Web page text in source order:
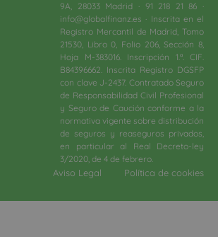
9A, 28033 Madrid · 91 218 21 86 ·
info@globalfinanz.es · Inscrita en el
Registro Mercantil de Madrid, Tomo
21530, Libro 0, Folio 206, Sección 8,
Hoja M-383016. Inscripción 1.ª. CIF.
B84396662. Inscrita Registro DGSFP
con clave J-2437. Contratado Seguro
de Responsabilidad Civil Profesional
y Seguro de Caución conforme a la
normativa vigente sobre distribución
de seguros y reaseguros privados,
en particular al Real Decreto-ley
3/2020, de 4 de febrero.​
Aviso Legal Política de cookies